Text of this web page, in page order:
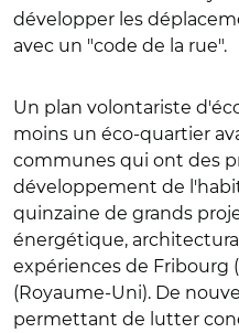
développer les
avec un "code de la rue".
Un plan volontariste
moins un éco-quartier
communes qui ont des
développement de
quinzaine de grands
énergétique,
expériences de Fribourg
(Royaume-Uni). De
permettant de lutter